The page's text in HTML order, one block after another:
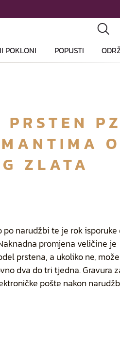
POKLONI POPUSTI
ZLATA
narudžbi te je rok isporuke
promjena veličine je
prstena, a ukoliko ne,
dva do tri tjedna. Gravura
pošte nakon